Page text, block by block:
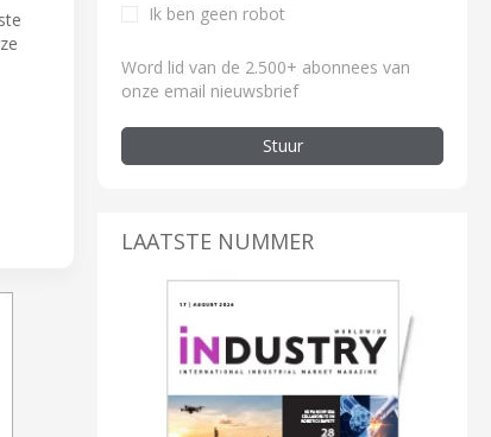
Ik ben geen robot
Word lid van de 2.500+ abonnees van
onze email nieuwsbrief
Stuur
LAATSTE NUMMER